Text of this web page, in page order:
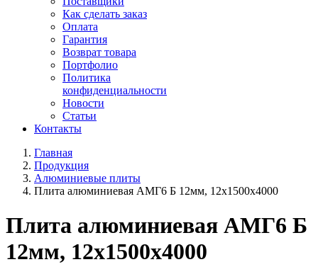
Как сделать заказ
Оплата
Гарантия
Возврат товара
Портфолио
Политика
конфиденциальности
Новости
Статьи
Контакты
Главная
Продукция
Алюминиевые плиты
Плита алюминиевая АМГ6 Б 12мм, 12х1500х4000
Плита алюминиевая АМГ6 Б
12мм, 12х1500х4000